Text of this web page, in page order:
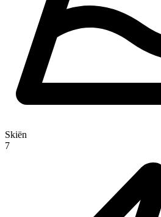
Skiën
7